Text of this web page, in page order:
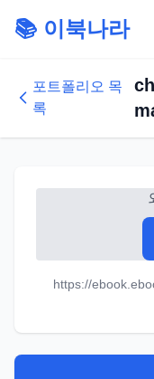
📚 이북나라
포트폴리오 목
록
https://